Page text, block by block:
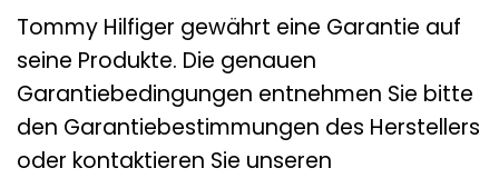
Tommy Hilfiger gewährt eine Garantie auf
seine Produkte. Die genauen
Garantiebedingungen entnehmen Sie bitte
den Garantiebestimmungen des Herstellers
oder kontaktieren Sie unseren